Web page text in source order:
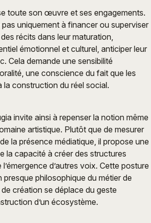
toute son œuvre et ses engagements.
uniquement à financer ou superviser
récits dans leur maturation,
émotionnel et culturel, anticiper leur
Cela demande une sensibilité
une conscience du fait que les
la construction du réel social.
invite ainsi à repenser la notion même
artistique. Plutôt que de mesurer
la présence médiatique, il propose une
la capacité à créer des structures
d’autres voix. Cette posture
presque philosophique du métier de
création se déplace du geste
d’un écosystème.